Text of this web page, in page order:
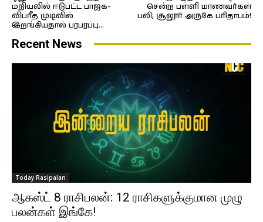
மறியலில் ஈடுபட்ட பாஜக-
விபரீத முடிவில்
இறங்கியதால் பரபரப்பு…
சென்ற பள்ளி மாணவர்கள்
பலி; சூலூர் அருகே பரிதாபம்!
Recent News
Today Rasipalan
ஆகஸ்ட் 8 ராசிபலன்: 12 ராசிகளுக்குமான முழு
பலன்கள் இங்கே!